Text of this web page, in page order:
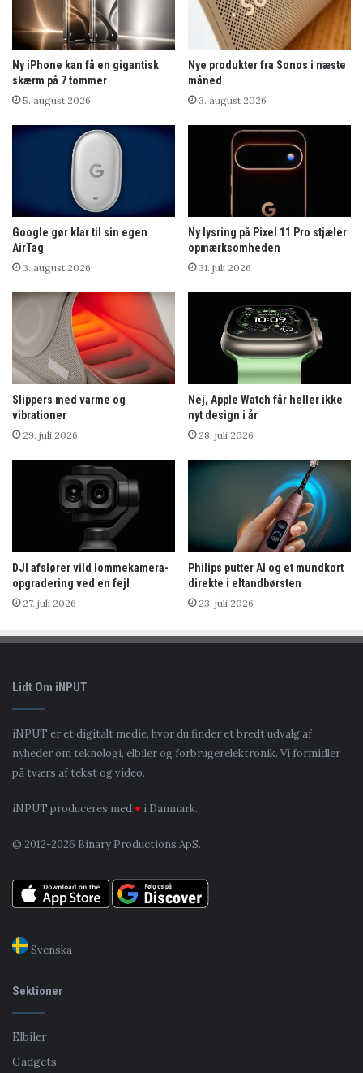
Ny iPhone kan få en gigantisk
skærm på 7 tommer
5. august 2026
Nye produkter fra Sonos i næste
måned
3. august 2026
Google gør klar til sin egen
AirTag
3. august 2026
Ny lysring på Pixel 11 Pro stjæler
opmærksomheden
31. juli 2026
Slippers med varme og
vibrationer
29. juli 2026
Nej, Apple Watch får heller ikke
nyt design i år
28. juli 2026
DJI afslører vild lommekamera-
opgradering ved en fejl
27. juli 2026
Philips putter AI og et mundkort
direkte i eltandbørsten
23. juli 2026
Lidt Om iNPUT
iNPUT er et digitalt medie, hvor du finder et bredt udvalg af
nyheder om teknologi, elbiler og forbrugerelektronik. Vi formidler
på tværs af tekst og video.
iNPUT produceres med♥ i Danmark.
© 2012-2026 Binary Productions ApS.
Svenska
Sektioner
Elbiler
Gadgets